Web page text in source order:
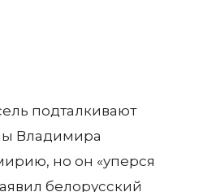
подталкивают
Владимира
но он «уперся
белорусский